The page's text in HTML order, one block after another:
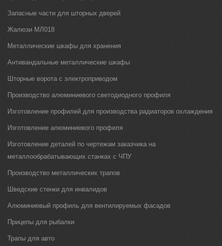
Запасные части для шторных дверей
Жалюзи МЛ018
Металлические шкафы для хранения
Антивандальные металлические шкафы
Шторные ворота с электроприводом
Производство алюминиевого светодиодного профиля
Изготовление профилей для производства радиаторов охлаждения
Изготовление алюминиевого профиля
Изготовление деталей по чертежам заказчика на
металлообрабатывающих станках с ЧПУ
Производство металлических трапов
Шведские стенки для инвалидов
Алюминиевый профиль для вентилируемых фасадов
Прицепы для рыбалки
Трапы для авто